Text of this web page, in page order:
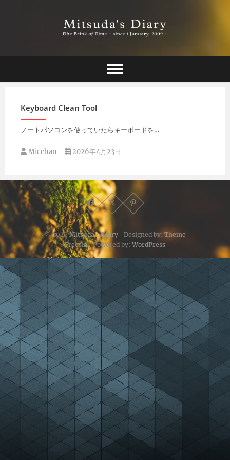
Mitsuda's Diary
Keyboard Clean Tool
ノートパソコンを使っていたらキーボードを…
Micchan 2026年4月23日
© 2026Mitsuda's Diary| Designed by: Theme
Freesia| Powered by: WordPress